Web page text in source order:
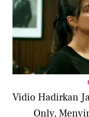
Vidio Hadirkan
Only,